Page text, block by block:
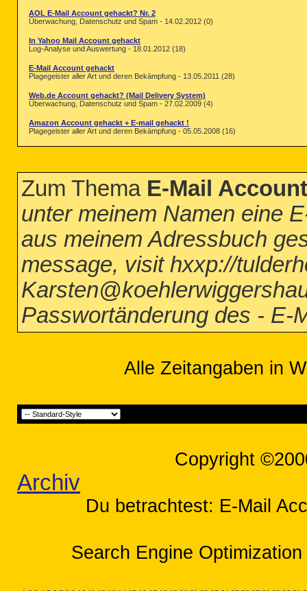
AOL E-Mail Account gehackt? Nr. 2
Überwachung, Datenschutz und Spam - 14.02.2012 (0)
In Yahoo Mail Account gehackt
Log-Analyse und Auswertung - 18.01.2012 (18)
E-Mail Account gehackt
Plagegeister aller Art und deren Bekämpfung - 13.05.2011 (28)
Web.de Account gehackt? (Mail Delivery System)
Überwachung, Datenschutz und Spam - 27.02.2009 (4)
Amazon Account gehackt + E-mail gehackt !
Plagegeister aller Art und deren Bekämpfung - 05.05.2008 (16)
Zum Thema E-Mail
unter meinem Namen eine
aus meinem Adressbuch
message, visit hxxp://
Passwortänderung des - E-
Alle Zeitangaben in
Copyright
Archiv
Du betrachtest: E-Mail
Search Engine